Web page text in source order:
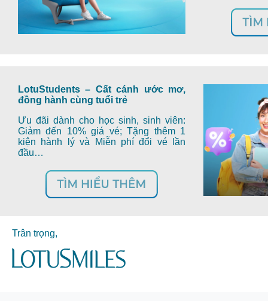
LotuStudents – Cất cánh ước mơ,
đồng hành cùng tuổi trẻ
Ưu đãi dành cho học sinh, sinh viên:
Giảm đến 10% giá vé; Tặng thêm 1
kiện hành lý và Miễn phí đổi vé lần
đầu…
Trân trọng,